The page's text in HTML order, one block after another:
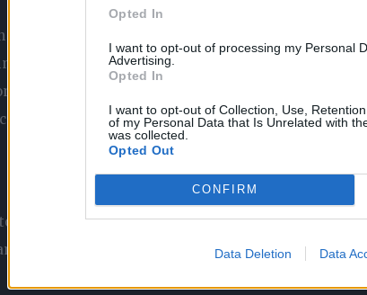
Opted In
I want to opt-out of processing my Personal
Advertising.
Opted In
I want to opt-out of Collection, Use,
of my Personal Data that Is Unrelated with
was collected.
Opted Out
CONFIRM
Data Deletion Data
i ima sposobnost da snižava nivo insulina u krvi.
holeretičkim sredstvom.
u borbi protiv viška masti, jedite ga bez
za sagorijevanje masti.
i pospješuje brzo varenje hrane. Prirodni
potkožne masti, već i visceralne masti koja se